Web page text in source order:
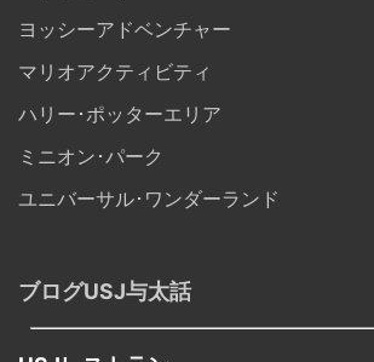
ヨッシーアドベンチャー
マリオアクティビティ
ハリー･ポッターエリア
ミニオン･パーク
ユニバーサル･ワンダーランド
ブログUSJ与太話